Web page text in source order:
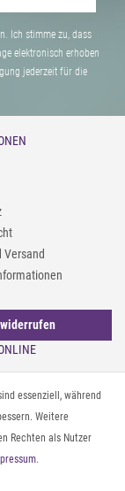
Ich stimme zu, dass
elektronisch erhoben
jederzeit für die
Versand
& kürzen
& UV-Schutz
Guide
organisieren
essenziell, während
Weitere
Rechten als Nutzer
.